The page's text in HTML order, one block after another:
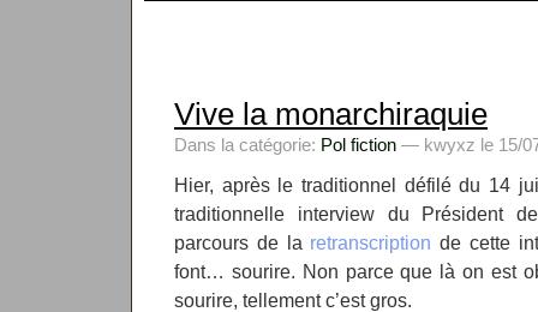
Vive la monarchiraquie
Dans la catégorie: Pol fiction — kwyxz le 15/
Hier, après le traditionnel défilé du 14
traditionnelle interview du Président
parcours de la retranscription de cette
font… sourire. Non parce que là on est
sourire, tellement c’est gros.